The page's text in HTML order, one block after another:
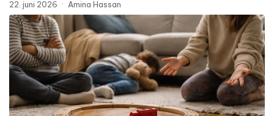
22. juni 2026 · Amina Hassan